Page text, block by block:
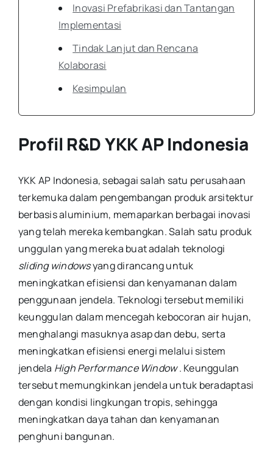
Inovasi Prefabrikasi dan Tantangan
Implementasi
Tindak Lanjut dan Rencana
Kolaborasi
Kesimpulan
Profil R&D YKK AP Indonesia
YKK AP Indonesia, sebagai salah satu perusahaan
terkemuka dalam pengembangan produk arsitektur
berbasis aluminium, memaparkan berbagai inovasi
yang telah mereka kembangkan. Salah satu produk
unggulan yang mereka buat adalah teknologi
sliding windowsyang dirancang untuk
meningkatkan efisiensi dan kenyamanan dalam
penggunaan jendela. Teknologi tersebut memiliki
keunggulan dalam mencegah kebocoran air hujan,
menghalangi masuknya asap dan debu, serta
meningkatkan efisiensi energi melalui sistem
jendela High Performance Window. Keunggulan
tersebut memungkinkan jendela untuk beradaptasi
dengan kondisi lingkungan tropis, sehingga
meningkatkan daya tahan dan kenyamanan
penghuni bangunan.